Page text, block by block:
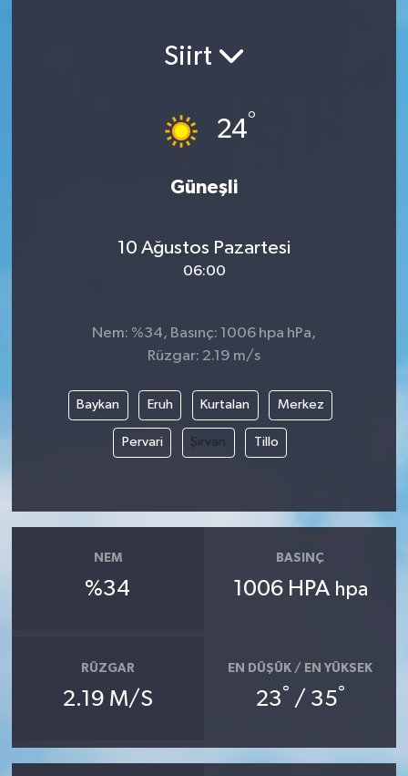
Siirt
24°
Güneşli
10 Ağustos Pazartesi
06:00
Nem: %34, Basınç: 1006 hpa hPa,
Rüzgar: 2.19 m/s
Baykan Eruh Kurtalan Merkez
Pervari Şirvan Tillo
NEM
%34
BASINÇ
1006 HPA hpa
RÜZGAR
2.19 M/S
EN DÜŞÜK / EN YÜKSEK
23° / 35°